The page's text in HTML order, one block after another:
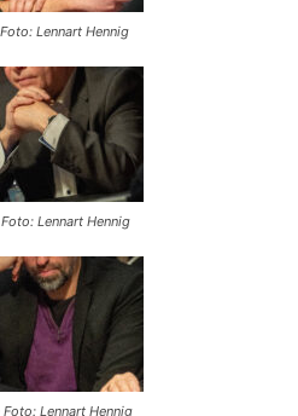
Lennart Hennig
Lennart Hennig
Foto: Lennart Hennig